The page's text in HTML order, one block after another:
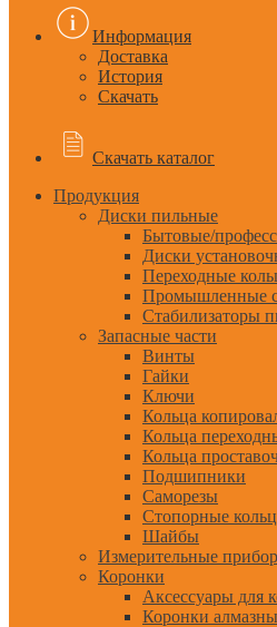
Информация
Доставка
История
Скачать
Скачать каталог
Продукция
Диски пильные
Бытовые/
Диски
Переходные
Промышленные
Стабилизаторы
Запасные части
Винты
Гайки
Ключи
Кольца
Кольца
Кольца
Подшипники
Саморезы
Стопорные
Шайбы
Измерительные
Коронки
Аксессуары для
Коронки